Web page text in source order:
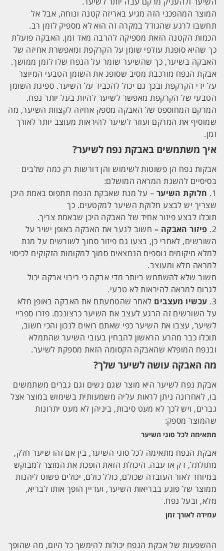
המוצר המהפכני הזה מגיע באריזה קטנה ונוחה, אבל אל
תחשבו לרגע שהגודל במקרה זה הוא לא מספיק לזמן רב.
הכמות הקטנה הזאת מספיקה להרבה מאד זמן. האבקה פועלת
כך שהיא סופגת עודפי שומן על הקרקפת ומאפשרת אחיזה של
האבקה בשיער, כך שהשיער שומר על הנפח שלו לזמן ממושך.
אבקת הנפח מורכבת מסיב שסופג את השומן הטבעי המיוצר
על ידי הקרקפת ובכך גם יכול להכביד על השיער. ספיגת השומן
הטבעי של הקרקפת מאפשר לשיער להיות בעל יותר נפח.
המרקם המחוספס של האבקה מספק אחיזה לקצוות השיער, מה
שמוסיף את המרקם ועוזר לשיער להיראות מעוצב יותר לאורך
זמן.
איך משתמשים באבקת נפח לשיער?
אבקות נפח הן פשוטות לשימוש והן דורשות רק כמה שלבים
בסיסיים להשגת המראה המושלם:
1. חלוקת השיער – על מנת שאבקת הנפח תתפוס באמת היכן
שצריך יש לבצע חלוקת השיער למקטעים. כך
תוכלו לבצע פיזור אחיד של האבקה היכן שבאמת צריך.
2. פיזור האבקה – חשוב לנער את האבקה באופן ישיר על
השורשים, לאחרי כן, בצעו גם פיזור סמוך לשורשים על מנת
למלא מיקומים נוספים הנמצאים סמוך למקומות הזקוקים לכיסוי
למראה מלא ומעוצב.
חשוב שלא להשתמש ביותר מדי אבקה כי ריבוי אבקה יכול
לגרום למראה להיראות לא טבעי.
3. עכשיו מעצבים לאחר שהטמעתם את האבקה באופן מלא
על השורשים זה הרגע לעצב את השיער כרצונכם. פזרו ספריי
לשיער, עצבו את השיער כפי שאתם רואים לנכון והכי חשוב,
תוכלו כבר מהרע הראשון להבחין בעובי השיער שהתמלא
ובנפח המופלא שהאבקה הקסומה הזאת מספקת לשיער.
מה האבקה עושה לשיער שלך?
אבקת נפח לשיער היא מוצר שגם נשים וגם גברים משתמשים
בו, לאחרונה ניתן לראות עליה משמעותית בשימוש במוצר אצל
גברים, ויש לכך לא מעט סיבות, ביניהן לא מעט יתרונות
שהמוצר מספק:
מתאימה לכל סוגי השיער
אבקת הנפח מתאימה לכל סוגי השיער, בין אם זהו שיער חלק,
מתולתל, דק או עבה. היכולת הזאת הופכת את המוצר למבוקש
במיוחד לאור העובדה שכולם, כולל כולם, יכולים פשוט ליהנות
ממוצר של פוגע בבריאות השיער, ועדיין הופך אותו לבריא,
מלא, ובעל נפח.
עמידה לאורך זמן
ההשפעות של אבקת הנפח יכולות להימשך כל היום, מה שהופך